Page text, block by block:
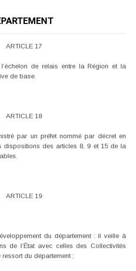
ARTICLE 17
de relais entre la Région et la
de base.
ARTICLE 18
par un préfet nommé par décret en
dispositions des articles 8, 9 et 15 de la
ARTICLE 19
du département : il veille à
de l’État avec celles des Collectivités
du département ;